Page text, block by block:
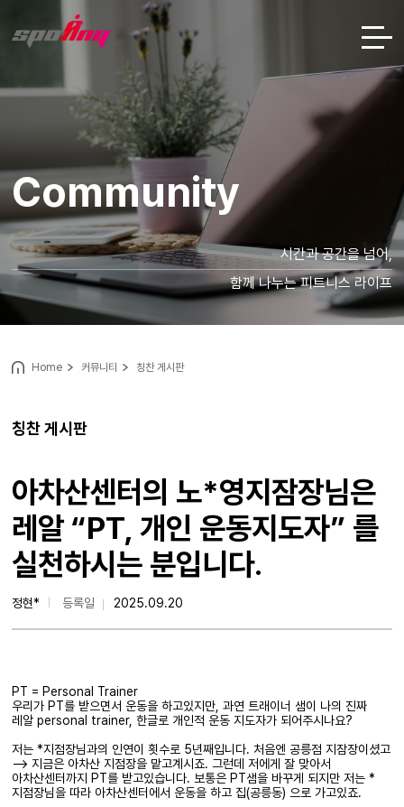
Community
시간과 공간을 넘어,
함께 나누는 피트니스 라이프
칭찬 게시판
Home 커뮤니티 칭찬 게시판
아차산센터의 노*영지잠장님은
레알 “PT, 개인 운동지도자” 를
실천하시는 분입니다.
정현* 등록일 2025.09.20
PT = Personal Trainer
우리가 PT를 받으면서 운동을 하고있지만, 과연 트래이너 샘이 나의 진짜
레알 personal trainer, 한글로 개인적 운동 지도자가 되어주시나요?
저는 *지점장님과의 인연이 횟수로 5년째입니다. 처음엔 공릉점 지잠장이셨고
--> 지금은 아차산 지점장을 맡고계시죠. 그런데 저에게 잘 맞아서
아차산센터까지 PT를 받고있습니다. 보통은 PT샘을 바꾸게 되지만 저는 *
지점장님을 따라 아차산센터에서 운동을 하고 집(공릉동) 으로 가고있죠.